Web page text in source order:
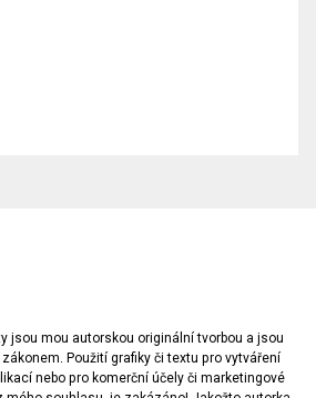
jsou mou autorskou originální tvorbou a jsou
Použití grafiky či textu pro vytváření
nebo pro komerční účely či marketingové